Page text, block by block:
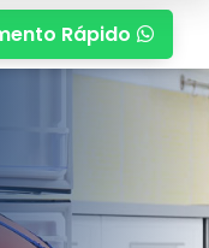
Rápido 